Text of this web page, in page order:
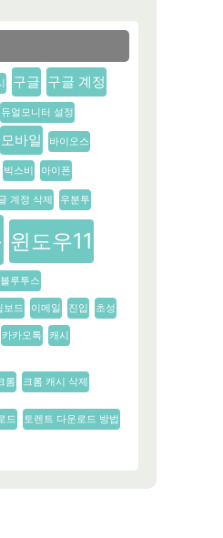
구글 구글 계정
듀얼모니터 설정
모바일 바이오스
빅스비 아이폰
계정 삭제 우분투
윈도우11
루투스
보드 이메일 진입 초성
카카오톡 캐시
롬 크롬 캐시 삭제
드 토렌트 다운로드 방법